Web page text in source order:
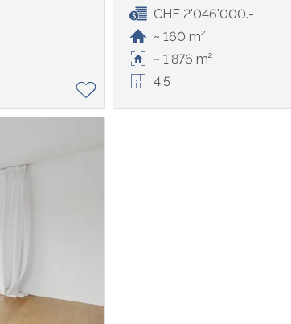
CHF 2'046'000.-
~ 160 m²
~ 1'876 m²
4.5